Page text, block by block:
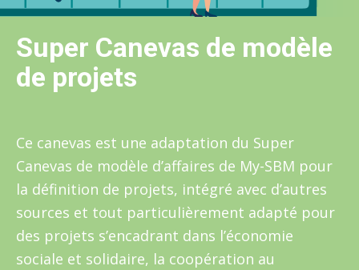
Super Canevas de modèle
de projets
Ce canevas est une adaptation du Super
Canevas de modèle d’affaires de My-SBM pour
la définition de projets, intégré avec d’autres
sources et tout particulièrement adapté pour
des projets s’encadrant dans l’économie
sociale et solidaire, la coopération au